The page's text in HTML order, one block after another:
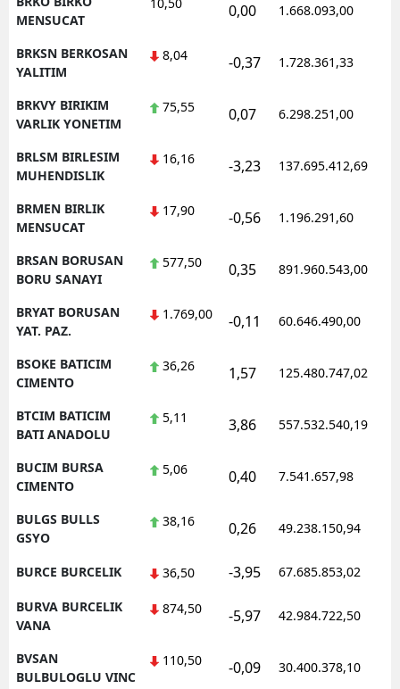
MENSUCAT
0,00 1.668.093,00
BRKSN BERKOSAN
YALITIM
8,04 -0,37 1.728.361,33
BRKVY BIRIKIM
VARLIK YONETIM
75,55 0,07 6.298.251,00
BRLSM BIRLESIM
MUHENDISLIK
16,16 -3,23 137.695.412,69
BRMEN BIRLIK
MENSUCAT
17,90 -0,56 1.196.291,60
BRSAN BORUSAN
BORU SANAYI
577,50 0,35 891.960.543,00
BRYAT BORUSAN
YAT. PAZ.
1.769,00 -0,11 60.646.490,00
BSOKE BATICIM
CIMENTO
36,26 1,57 125.480.747,02
BTCIM BATICIM
BATI ANADOLU
5,11 3,86 557.532.540,19
BUCIM BURSA
CIMENTO
5,06 0,40 7.541.657,98
BULGS BULLS
GSYO
38,16 0,26 49.238.150,94
BURCE BURCELIK 36,50 -3,95 67.685.853,02
BURVA BURCELIK
VANA
874,50 -5,97 42.984.722,50
BVSAN
BULBULOGLU VINC
110,50 -0,09 30.400.378,10